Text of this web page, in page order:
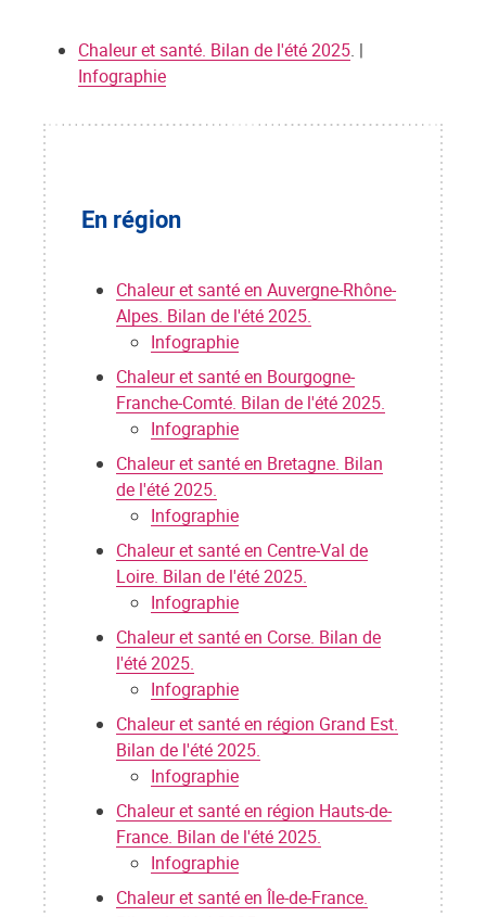
Chaleur et santé. Bilan de l'été 2025. |
Infographie
En région
Chaleur et santé en Auvergne-Rhône-
Alpes. Bilan de l'été 2025.
Infographie
Chaleur et santé en Bourgogne-
Franche-Comté. Bilan de l'été 2025.
Infographie
Chaleur et santé en Bretagne. Bilan
de l'été 2025.
Infographie
Chaleur et santé en Centre-Val de
Loire. Bilan de l'été 2025.
Infographie
Chaleur et santé en Corse. Bilan de
l'été 2025.
Infographie
Chaleur et santé en région Grand Est.
Bilan de l'été 2025.
Infographie
Chaleur et santé en région Hauts-de-
France. Bilan de l'été 2025.
Infographie
Chaleur et santé en Île-de-France.